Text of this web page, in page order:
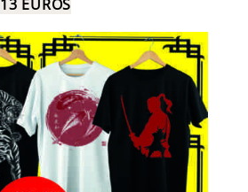
13 EUROS